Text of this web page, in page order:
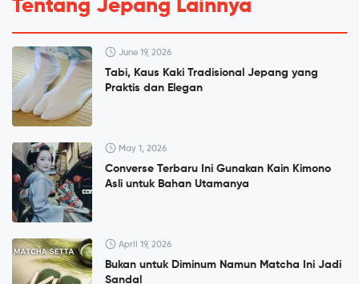
Tentang Jepang Lainnya
June 19, 2026
Tabi, Kaus Kaki Tradisional Jepang yang
Praktis dan Elegan
May 1, 2026
Converse Terbaru Ini Gunakan Kain Kimono
Asli untuk Bahan Utamanya
April 19, 2026
Bukan untuk Diminum Namun Matcha Ini Jadi
Sandal